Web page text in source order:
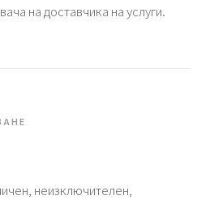
на доставчика на услуги.
неизключителен,